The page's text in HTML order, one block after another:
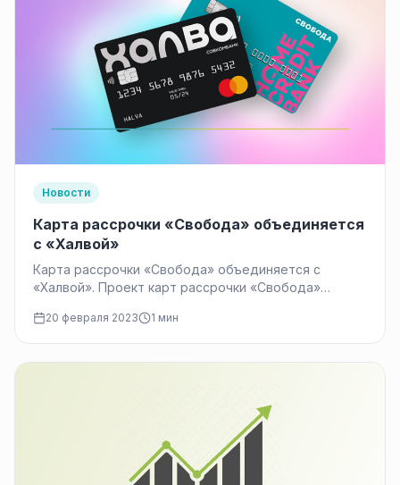
Новости
Карта рассрочки «Свобода» объединяется
c «Халвой»
Карта рассрочки «Свобода» объединяется c
«Халвой». Проект карт рассрочки «Свобода»
рассрочки «Халва». В результате объединения…
20 февраля 2023 1 мин